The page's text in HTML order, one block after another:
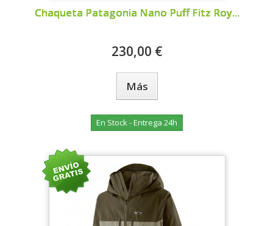
Chaqueta Patagonia Nano Puff Fitz Roy...
230,00 €
Más
En Stock - Entrega 24h